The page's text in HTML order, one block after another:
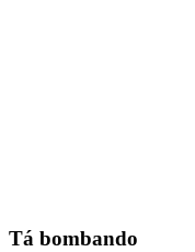
Tá bombando